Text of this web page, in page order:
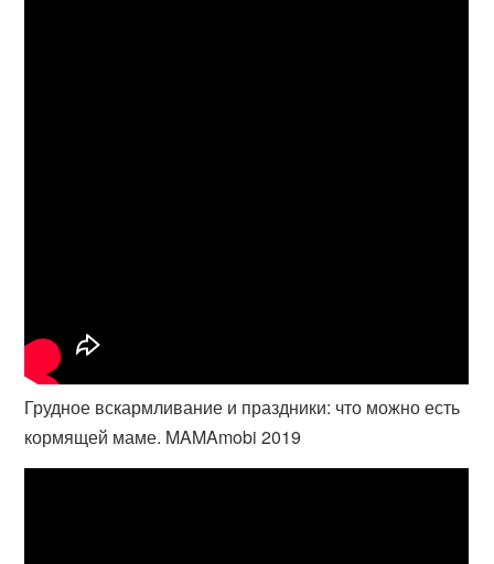
Грудное вскармливание и праздники: что можно есть
кормящей маме. MAMAmobi 2019